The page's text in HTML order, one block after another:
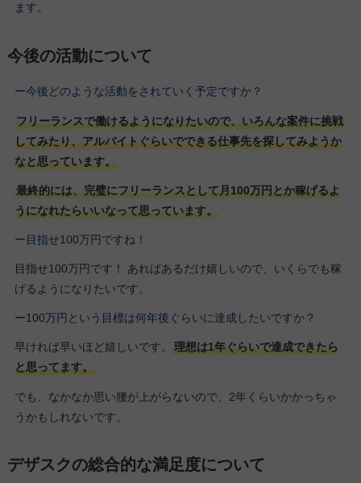
ます。
今後の活動について
ー今後どのような活動をされていく予定ですか？
フリーランスで働けるようになりたいので、いろんな案件に挑戦
してみたり、アルバイトぐらいでできる仕事先を探してみようか
なと思っています。
最終的には、完璧にフリーランスとして月100万円とか稼げるよ
うになれたらいいなって思っています。
ー目指せ100万円ですね！
目指せ100万円です！ あればあるだけ嬉しいので、いくらでも稼
げるようになりたいです。
ー100万円という目標は何年後ぐらいに達成したいですか？
早ければ早いほど嬉しいです。
理想は1年ぐらいで達成できたら
と思ってます。
でも、なかなか思い腰が上がらないので、2年くらいかかっちゃ
うかもしれないです。
デザスクの総合的な満足度について